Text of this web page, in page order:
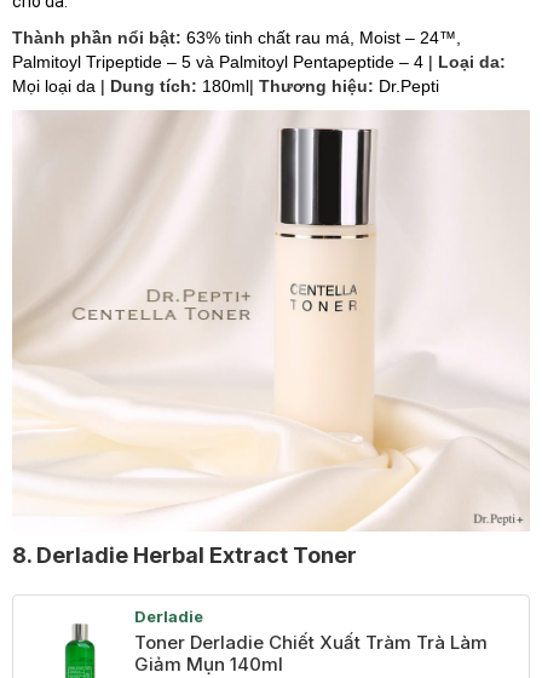
Thành phần nổi bật: 63% tinh chất rau má, Moist – 24™,
Palmitoyl Tripeptide – 5 và Palmitoyl Pentapeptide – 4 | Loại da:
Mọi loại da | Dung tích: 180ml| Thương hiệu: Dr.Pepti
8. Derladie Herbal Extract Toner
Derladie
Toner Derladie Chiết Xuất Tràm Trà Làm
Giảm Mụn 140ml